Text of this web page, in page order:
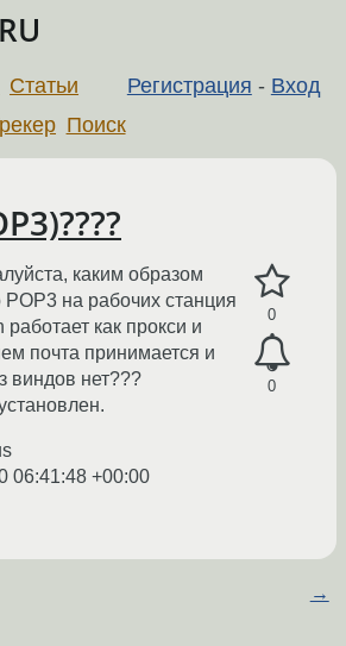
Регистрация - Вход
Статьи
Поиск
0
0
каким образом
POP3 на рабочих станция
как прокси и
почта принимается и
виндов нет???
06:41:48 +00:00
→